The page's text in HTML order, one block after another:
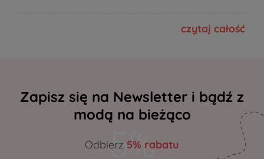
czytaj całość
Zapisz się na Newsletter i bądź z
modą na bieżąco
Odbierz 5% rabatu